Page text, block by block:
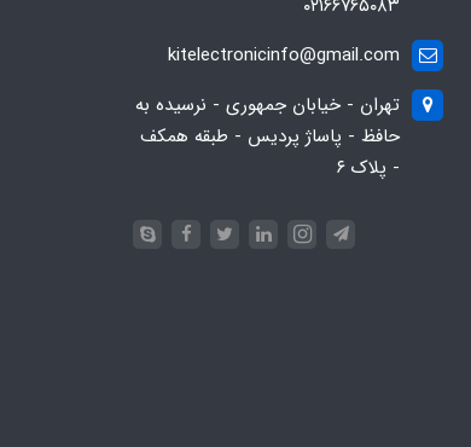
kitelectronicinfo@gmail.com
تهران - خیابان جمهوری - نرسیده به
حافظ - پاساژ پردیس - طبقه همکف
- پلاک ۶